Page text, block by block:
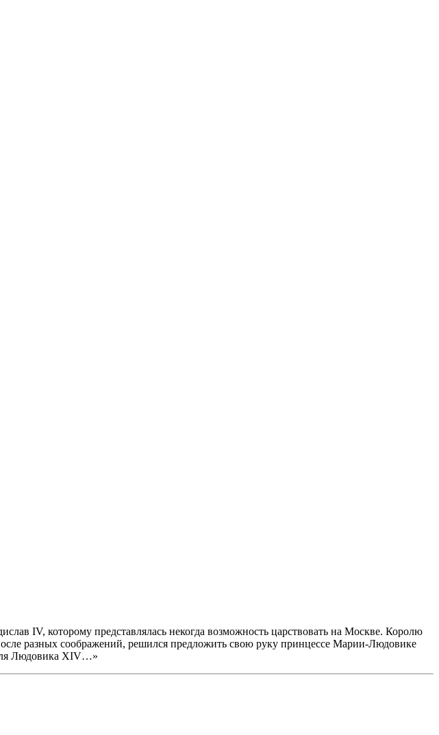
IV, которому представлялась некогда возможность царствовать на Москве. Королю
разных соображений, решился предложить свою руку принцессе Марии-Людовике
Людовика XIV…»